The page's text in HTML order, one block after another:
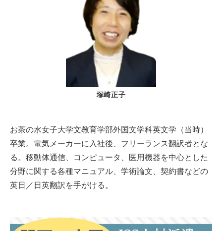
塚崎正子
お茶の水女子大学文教育学部外国文学科英文学（当時）
卒業。電気メーカーに入社後、フリーランス翻訳者とな
る。移動体通信、コンピュータ、医用機器を中心とした
分野に関する各種マニュアル、学術論文、契約書などの
英日／日英翻訳を手がける。